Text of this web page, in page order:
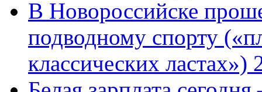
В Новороссийске
подводному спорту
классических ластах»)